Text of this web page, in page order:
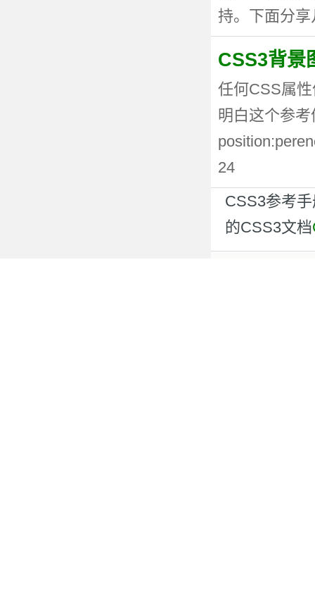
持。下面分
CSS3背景
任何CSS属
明白这个参
24
CSS3参考
的CSS3文档